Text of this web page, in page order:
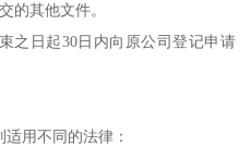
的其他文件。
之日起30日内向原公司登记申请
用不同的法律：